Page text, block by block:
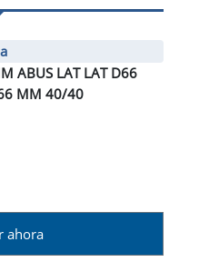
ABUS LAT LAT D66
MM 40/40
ahora